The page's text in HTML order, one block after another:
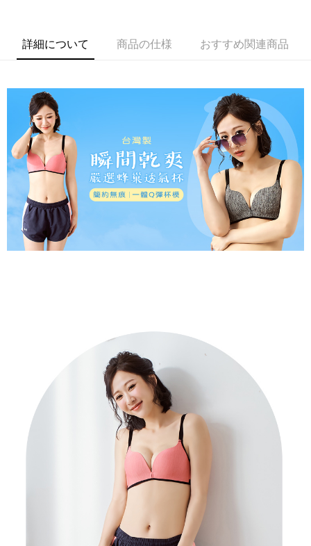
4. 注文成立後30分以内に確認取引を行わない場合や審査が通過しない場
合、注文は自動的にキャンセルされます。「転専審査」に未通過の状況が
【支払い方法の説明】
1. 分割払いの金額は電信請求書に統合されず、「OP Pay Later」は毎月の
締め日後に支払いリマインダーのSMSを送信します。
2. SMSのリンクを通じて請求書を開いた後、「コンビニバーコード／台湾
大直営店舗／銀行振込／街口支払い／iPASS MONEY」などのチャネルで
支払いを選択できます。
【注意事項】
1. 本サービスは「台湾大哥大株式会社」（以下「当社」といいます）によ
って提供され、ユーザーが取引時に本サービスを通じて商品やサービスを
購入できるようにし、店舗が売買／分割払い売買の債権を当社に譲渡した
https://oppay.tw/userRule
3.注文するときのお支払いは不要です。商品はご指定の住所に配送されま
す。
5.商品受け取り時のお支払いは不要です。商品を確かめてから、SMSまた
はアプリの通知に従って、4大コンビニ、またはATM/オンラインバンキン
グでお支払いください。
代金納付期限は最短で 14 日以内ですので、ご注意ください。AFTEE アプ
リをダウンロードして AFTEE 会員になるとお支払い期限を最長 45 日以内
まで延長できます。
お支払期限は、ショップが請求した期日と、AFTEEで延長できる日数をも
とに計算されます。AFTEEで注文すると、商品を受け取るまで支払い期限
を延長できますが、商品を期限内に受け取れない場合があります（例：予
約商品や商品到着日が比較的遅い商品）。そのため、商品到着の有無に関
わらず、AFTEEで指定された期限内にお支払いください。
三、利用規約「AFTEE代金後払い」（以下当サービスという）はネットプ
ロテクションズ（以下 AFTEE という）が提供し、AFTEEが代金を徴収し
ます。当サービスご利用の際に提供しなければならない個人情報（注文者
の氏名、電話番号、受取人の氏名、電話番号、受取人住所を含むがこれに
限らない）は、AFTEEに渡され当サービスで必要な範囲内で利用されま
す。AFTEEの個人情報の収集、処理、利用について、詳細はAFTEE公式ホ
ームページの『個人情報の収集、処理及び利用に関する声明』をご参照く
ださい（
https://aftee.tw/privacypolicy/）。
AFTEEの初回ご利用の際に、審査を通過すれば、最高額がNT$10,000にな
ります。支払い期限を過ぎた場合、その金額に基づいて年利20%の遅延滞
納金が加算されます。未成年の利用者は、事前に法定代理人または後見人
の同意を得ればAFTEEをご利用いただけます。
個人情報の処理、利用について疑問がある、または関連する法律の権利を
行使したい場合は、ネットプロテクションズcs_tw@netprotections.co.jp
にご連絡ください。上記に示した個人情報を、必要な購入注文書とあわせ
會員帳號後，即可在購物車使用 Hami Point 折抵消費金額 (1點等於1元)。
ATM払い
配送方法
全家取貨付款
配送毎にNT$80、NT$499以上で送料無料
付款後全家取貨
配送毎にNT$80、NT$499以上で送料無料
萊爾富取貨付款
配送毎にNT$80、NT$799以上で送料無料
配送毎にNT$80、NT$799以上で送料無料
7-11取貨(快速到店)
配送毎にNT$90
宅配/離島不配送
配送毎にNT$80、NT$890以上で送料無料
詳細について 商品の仕様 おすすめ関連商品